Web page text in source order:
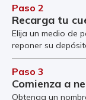
Paso 2
Recarga tu
Elija un medio de
reponer su
Paso 3
Comienza a
Obtenga un